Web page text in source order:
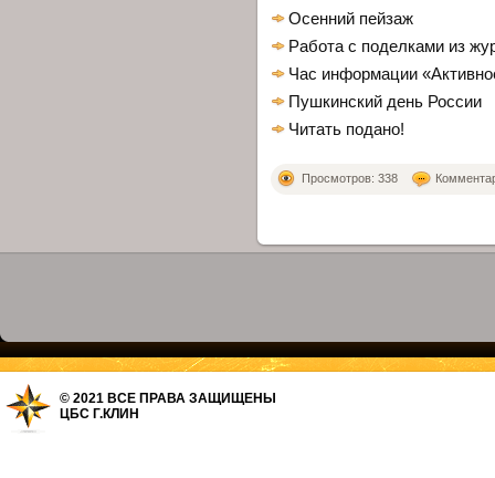
Осенний пейзаж
Работа с поделками из
Час информации
Пушкинский день России
Читать подано!
Просмотров: 338
© 2021 ВСЕ ПРАВА ЗАЩИЩЕНЫ
ЦБС Г.КЛИН